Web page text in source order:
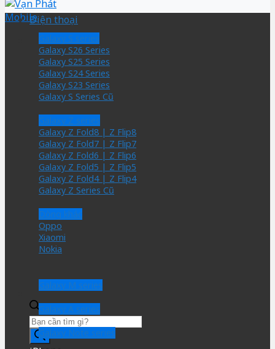
Tìm
kiếm
sản
Điện thoại
Galaxy S series
Galaxy S26 Series
Galaxy S25 Series
Galaxy S24 Series
Galaxy S23 Series
Galaxy S Series Cũ
Galaxy Z series
Galaxy Z Fold8 | Z Flip8
Galaxy Z Fold7 | Z Flip7
Galaxy Z Fold6 | Z Flip6
Galaxy Z Fold5 | Z Flip5
Galaxy Z Fold4 | Z Flip4
Galaxy Z Series Cũ
Dòng khác
Oppo
Xiaomi
Nokia
Galaxy M series
Galaxy A series
Galaxy Note series